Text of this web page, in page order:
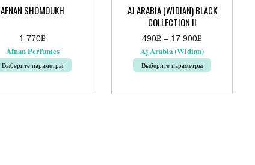
AFNAN SHOMOUKH
1 770Р
УБ.
Afnan Perfumes
Выберите параметры
AJ ARABIA (WIDIAN) BLACK
COLLECTION II
490Р
УБ.
– 17 900Р
УБ.
Диапазон
490руб.
Aj Arabia (Widian)
Выберите параметры
товар